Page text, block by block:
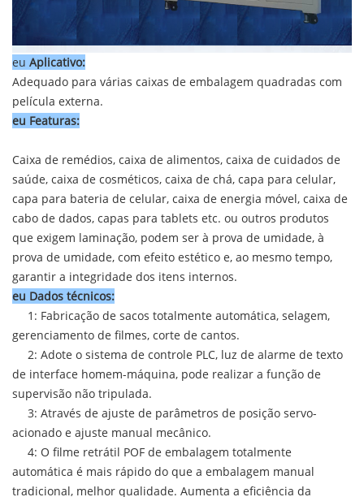
eu Aplicativo:
Adequado para várias caixas de embalagem quadradas com
película externa.
eu Featuras:
Caixa de remédios, caixa de alimentos, caixa de cuidados de
saúde, caixa de cosméticos, caixa de chá, capa para celular,
capa para bateria de celular, caixa de energia móvel, caixa de
cabo de dados, capas para tablets etc. ou outros produtos
que exigem laminação, podem ser à prova de umidade, à
prova de umidade, com efeito estético e, ao mesmo tempo,
garantir a integridade dos itens internos.
eu Dados técnicos:
1: Fabricação de sacos totalmente automática, selagem,
gerenciamento de filmes, corte de cantos.
2: Adote o sistema de controle PLC, luz de alarme de texto
de interface homem-máquina, pode realizar a função de
supervisão não tripulada.
3: Através de ajuste de parâmetros de posição servo-
acionado e ajuste manual mecânico.
4: O filme retrátil POF de embalagem totalmente
automática é mais rápido do que a embalagem manual
tradicional, melhor qualidade. Aumenta a eficiência da